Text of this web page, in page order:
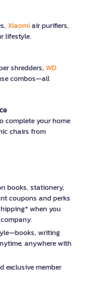
Xiaomiair purifiers,
lifestyle.
shredders, WD
combos—all
complete your home
chairs from
books, stationery,
coupons and perks
when you
writing
anywhere with
exclusive member